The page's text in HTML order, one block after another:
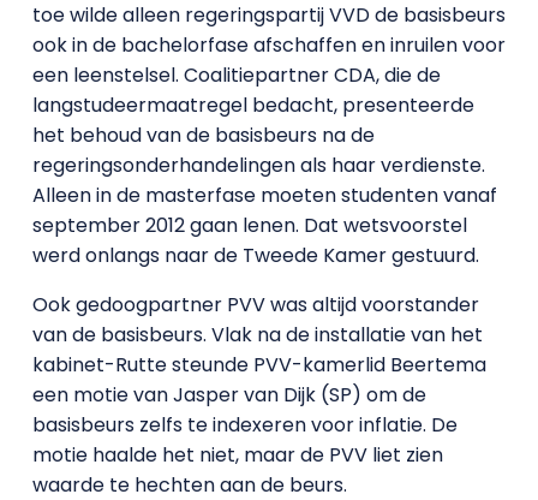
toe wilde alleen regeringspartij VVD de basisbeurs
ook in de bachelorfase afschaffen en inruilen voor
een leenstelsel. Coalitiepartner CDA, die de
langstudeermaatregel bedacht, presenteerde
het behoud van de basisbeurs na de
regeringsonderhandelingen als haar verdienste.
Alleen in de masterfase moeten studenten vanaf
september 2012 gaan lenen. Dat wetsvoorstel
werd onlangs naar de Tweede Kamer gestuurd.
Ook gedoogpartner PVV was altijd voorstander
van de basisbeurs. Vlak na de installatie van het
kabinet-Rutte steunde PVV-kamerlid Beertema
een motie van Jasper van Dijk (SP) om de
basisbeurs zelfs te indexeren voor inflatie. De
motie haalde het niet, maar de PVV liet zien
waarde te hechten aan de beurs.